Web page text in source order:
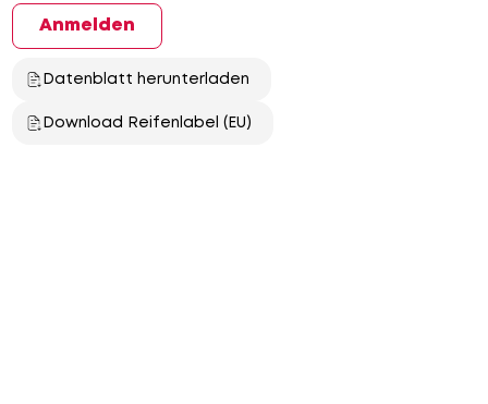
Anmelden
Datenblatt herunterladen
Download Reifenlabel (EU)